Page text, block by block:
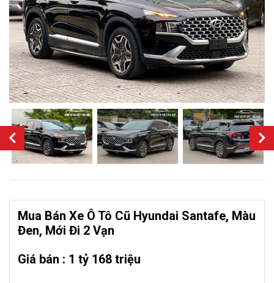
Mua Bán Xe Ô Tô Cũ Hyundai Santafe, Màu
Đen, Mới Đi 2 Vạn
Giá bán : 1 tỷ 168 triệu